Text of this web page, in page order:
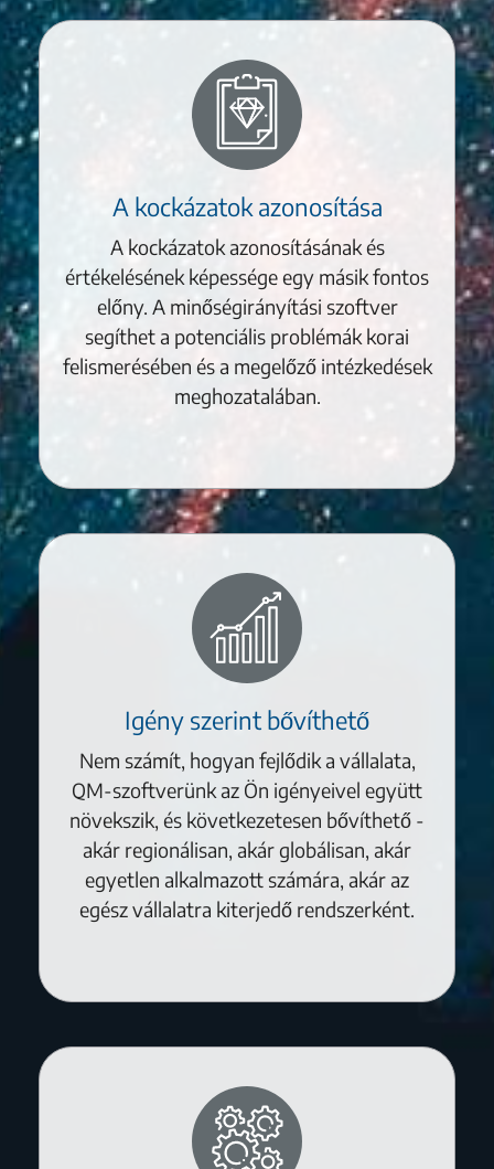
A kockázatok azonosítása
A kockázatok azonosításának és
értékelésének képessége egy másik fontos
előny. A minőségirányítási szoftver
segíthet a potenciális problémák korai
felismerésében és a megelőző intézkedések
meghozatalában.
Igény szerint bővíthető
Nem számít, hogyan fejlődik a vállalata,
QM-szoftverünk az Ön igényeivel együtt
növekszik, és következetesen bővíthető -
akár regionálisan, akár globálisan, akár
egyetlen alkalmazott számára, akár az
egész vállalatra kiterjedő rendszerként.